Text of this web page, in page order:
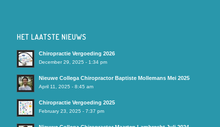
HET LAATSTE NIEUWS
Chiropractie Vergoeding 2026
December 29, 2025 - 1:34 pm
Nieuwe Collega Chiropractor Baptiste Mollemans Mei 2025
April 11, 2025 - 8:45 am
Chiropractie Vergoeding 2025
February 23, 2025 - 7:37 pm